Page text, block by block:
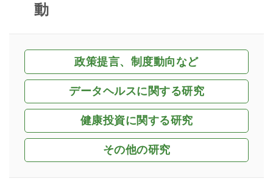
動
政策提言、制度動向など
データヘルスに関する研究
健康投資に関する研究
その他の研究